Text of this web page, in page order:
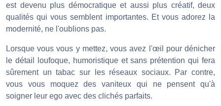
est devenu plus démocratique et aussi plus créatif, deux
qualités qui vous semblent importantes. Et vous adorez la
modernité, ne l'oublions pas.
Lorsque vous vous y mettez, vous avez l'œil pour dénicher
le détail loufoque, humoristique et sans prétention qui fera
sûrement un tabac sur les réseaux sociaux. Par contre,
vous vous moquez des vaniteux qui ne pensent qu'à
soigner leur ego avec des clichés parfaits.